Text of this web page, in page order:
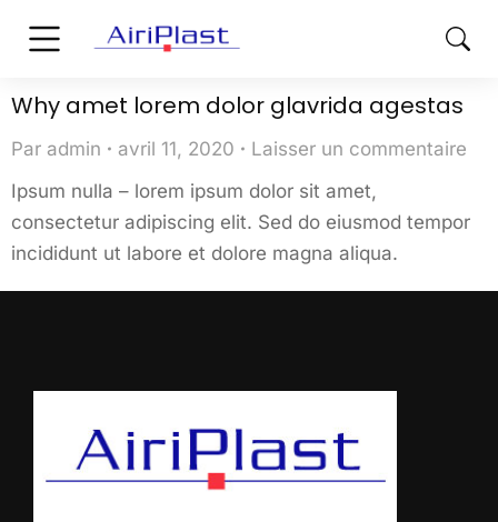
Why amet lorem dolor glavrida agestas
Par admin avril 11, 2020
Laisser un commentaire
Ipsum nulla – lorem ipsum dolor sit amet,
consectetur adipiscing elit. Sed do eiusmod tempor
incididunt ut labore et dolore magna aliqua.